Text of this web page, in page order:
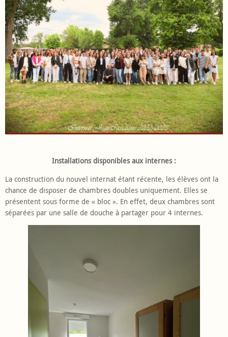
Installations disponibles aux internes :
La construction du nouvel internat étant récente, les élèves ont la
chance de disposer de chambres doubles uniquement. Elles se
présentent sous forme de « bloc ». En effet, deux chambres sont
séparées par une salle de douche à partager pour 4 internes.